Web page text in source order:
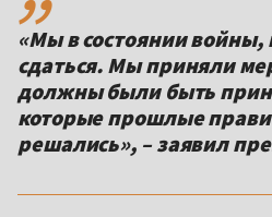
«Мы в состоянии
сдаться. Мы приняли
должны были быть
которые прошлые
решались», – заявил